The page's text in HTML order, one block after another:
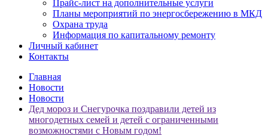
Прайс-лист на дополнительные услуги
Планы мероприятий по энергосбережению в МКД
Охрана труда
Информация по капитальному ремонту
Личный кабинет
Контакты
Главная
Новости
Новости
Дед мороз и Снегурочка поздравили детей из
многодетных семей и детей с ограниченными
возможностями с Новым годом!